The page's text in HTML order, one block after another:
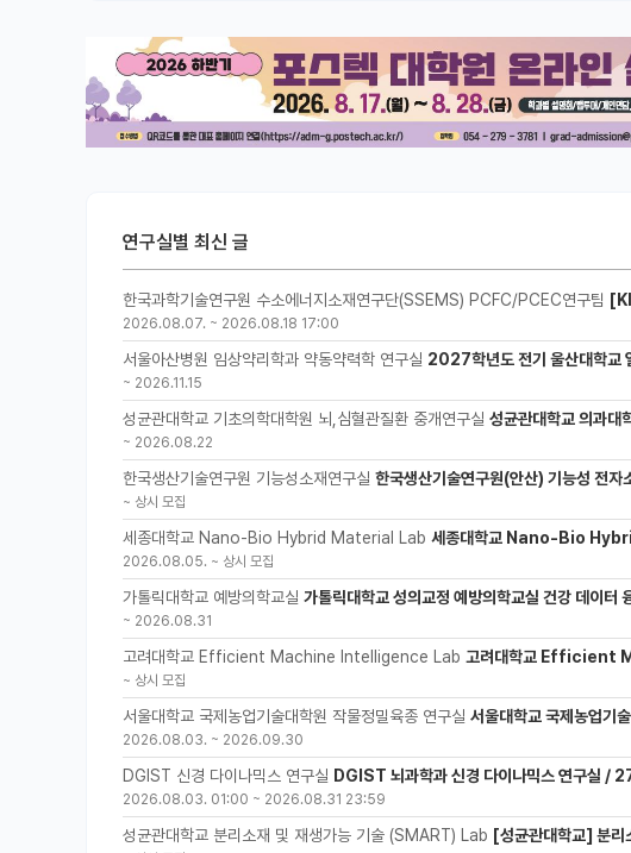
연구실별 최신 글
한국과학기술연구원 수소에너지소재연구단(SSEMS) PCFC/PCEC연구팀
2026.08.07. ~ 2026.08.18 17:00
서울아산병원 임상약리학과 약동약력학 연구실 2027학년도 전기 울산대학교 일반
~ 2026.11.15
성균관대학교 기초의학대학원 뇌,심혈관질환 중개연구실 성균관대학교 의과대
~ 2026.08.22
한국생산기술연구원 기능성소재연구실 한국생산기술연구원(안산) 기능성 전자
~ 상시 모집
세종대학교 Nano-Bio Hybrid Material Lab 세종대학교 Nano-Bio
2026.08.05. ~ 상시 모집
가톨릭대학교 예방의학교실 가톨릭대학교 성의교정 예방의학교실 건강 데이터
~ 2026.08.31
고려대학교 Efficient Machine Intelligence Lab 고려대학교 Efficient
~ 상시 모집
서울대학교 국제농업기술대학원 작물정밀육종 연구실 서울대학교 국제농업기
2026.08.03. ~ 2026.09.30
DGIST 신경 다이나믹스 연구실 DGIST 뇌과학과 신경 다이나믹스 연구실 /
2026.08.03. 01:00 ~ 2026.08.31 23:59
성균관대학교 분리소재 및 재생가능 기술 (SMART) Lab [성균관대학교] 분리